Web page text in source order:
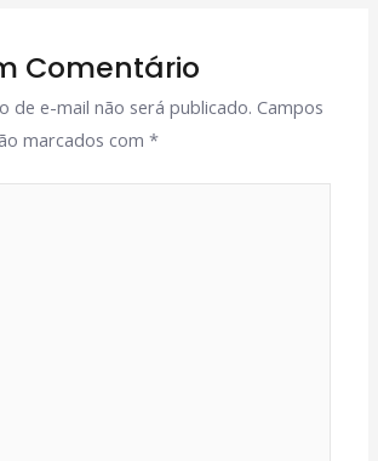
Comentário
de e-mail não será publicado. Campos
marcados com*